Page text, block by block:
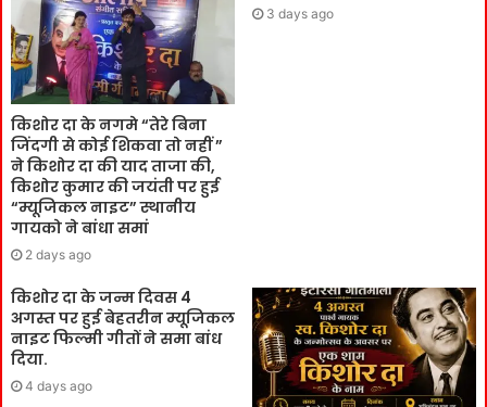
किशोर दा के नगमे “तेरे बिना
जिंदगी से कोई शिकवा तो नहीं ”
ने किशोर दा की याद ताजा की,
किशोर कुमार की जयंती पर हुई
“म्यूजिकल नाइट” स्थानीय
गायको ने बांधा समां
2 days ago
3 days ago
किशोर दा के जन्म दिवस 4
अगस्त पर हुई बेहतरीन म्यूजिकल
नाइट फिल्मी गीतों ने समा बांध
दिया.
4 days ago